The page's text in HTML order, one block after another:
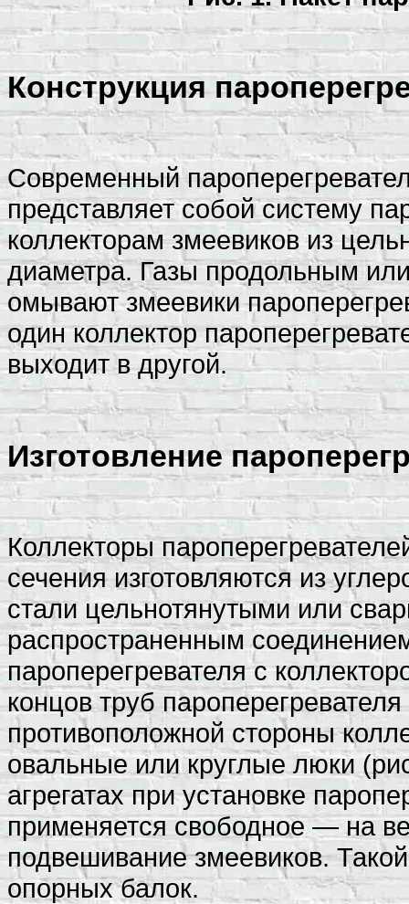
Конструкция
Современный
представляет собой систему
коллекторам змеевиков из
диаметра. Газы продольным
омывают змеевики
один коллектор
выходит в другой.
Изготовление
Коллекторы
сечения изготовляются из
стали цельнотянутыми или
распространенным
пароперегревателя с
концов труб
противоположной стороны
овальные или круглые люки
агрегатах при установке
применяется свободное — на
подвешивание змеевиков.
опорных балок.